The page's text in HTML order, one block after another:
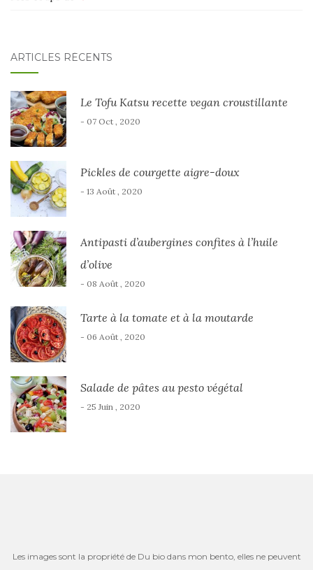
ARTICLES RÉCENTS
Le Tofu Katsu recette vegan croustillante
- 07 Oct , 2020
Pickles de courgette aigre-doux
- 13 Août , 2020
Antipasti d’aubergines confites à l’huile
d’olive
- 08 Août , 2020
Tarte à la tomate et à la moutarde
- 06 Août , 2020
Salade de pâtes au pesto végétal
- 25 Juin , 2020
Les images sont la propriété de Du bio dans mon bento, elles ne peuvent